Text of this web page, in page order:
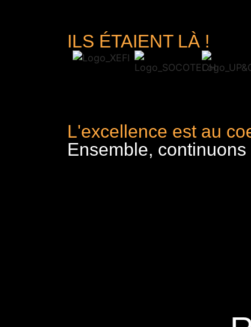
ILS ÉTAIENT LÀ !
L'excellence est au
Ensemble,